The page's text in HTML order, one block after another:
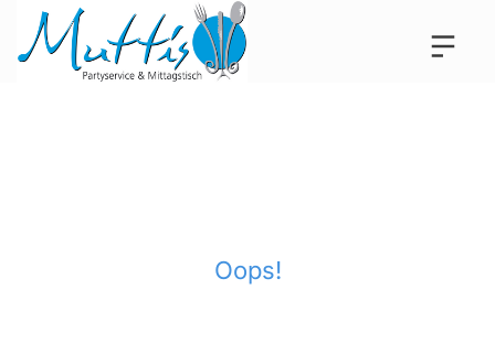
Oops!